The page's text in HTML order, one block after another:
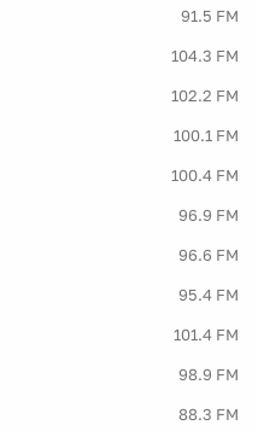
91.5 FM
104.3 FM
102.2 FM
100.1 FM
100.4 FM
96.9 FM
96.6 FM
95.4 FM
101.4 FM
98.9 FM
88.3 FM